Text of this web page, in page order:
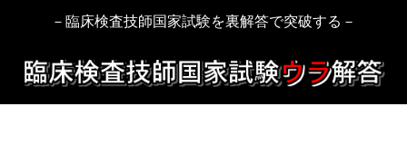
－臨床検査技師国家試験を裏解答で突破する－